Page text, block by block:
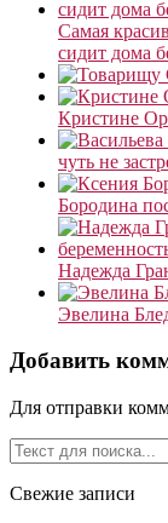
Самая
сидит дома
Кристине
чуть не
Бородина
Надежда
Эвелина
Добавить
Для отправки
Свежие записи